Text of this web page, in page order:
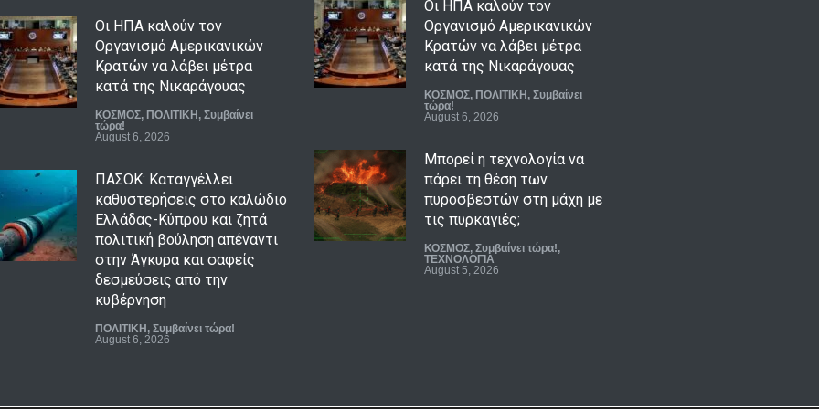
Οι ΗΠΑ καλούν τον
Οργανισμό Αμερικανικών
Κρατών να λάβει μέτρα
κατά της Νικαράγουας
ΚΟΣΜΟΣ, ΠΟΛΙΤΙΚΗ , Συμβαίνει
τώρα!
August 6, 2026
ΠΑΣΟΚ: Καταγγέλλει
καθυστερήσεις στο καλώδιο
Ελλάδας-Κύπρου και ζητά
πολιτική βούληση απέναντι
στην Άγκυρα και σαφείς
δεσμεύσεις από την
κυβέρνηση
ΠΟΛΙΤΙΚΗ , Συμβαίνει τώρα!
August 6, 2026
Ολλανδή τουρίστρια πνίγηκε
Οι ΗΠΑ καλούν τον
Οργανισμό Αμερικανικών
Κρατών να λάβει μέτρα
κατά της Νικαράγουας
ΚΟΣΜΟΣ, ΠΟΛΙΤΙΚΗ , Συμβαίνει
τώρα!
August 6, 2026
Μπορεί η τεχνολογία να
πάρει τη θέση των
πυροσβεστών στη μάχη με
τις πυρκαγιές;
ΚΟΣΜΟΣ, Συμβαίνει τώρα!,
ΤΕΧΝΟΛΟΓΙΑ
August 5, 2026